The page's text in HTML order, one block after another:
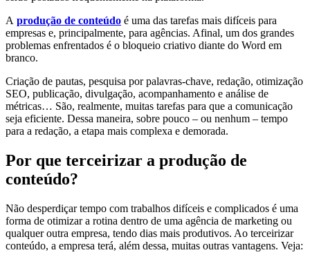
A produção de conteúdo é uma das tarefas mais difíceis para
empresas e, principalmente, para agências. Afinal, um dos grandes
problemas enfrentados é o bloqueio criativo diante do Word em
branco.
Criação de pautas, pesquisa por palavras-chave, redação, otimização
SEO, publicação, divulgação, acompanhamento e análise de
métricas… São, realmente, muitas tarefas para que a comunicação
seja eficiente. Dessa maneira, sobre pouco – ou nenhum – tempo
para a redação, a etapa mais complexa e demorada.
Por que terceirizar a produção de
conteúdo?
Não desperdiçar tempo com trabalhos difíceis e complicados é uma
forma de otimizar a rotina dentro de uma agência de marketing ou
qualquer outra empresa, tendo dias mais produtivos. Ao terceirizar
conteúdo, a empresa terá, além dessa, muitas outras vantagens. Veja: